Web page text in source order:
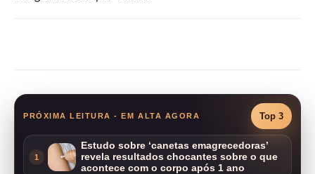
PRÓXIMA LEITURA - EM ALTA AGORA Top 3
1
Estudo sobre ‘canetas emagrecedoras’
revela resultados chocantes sobre o que
acontece com o corpo após 1 ano